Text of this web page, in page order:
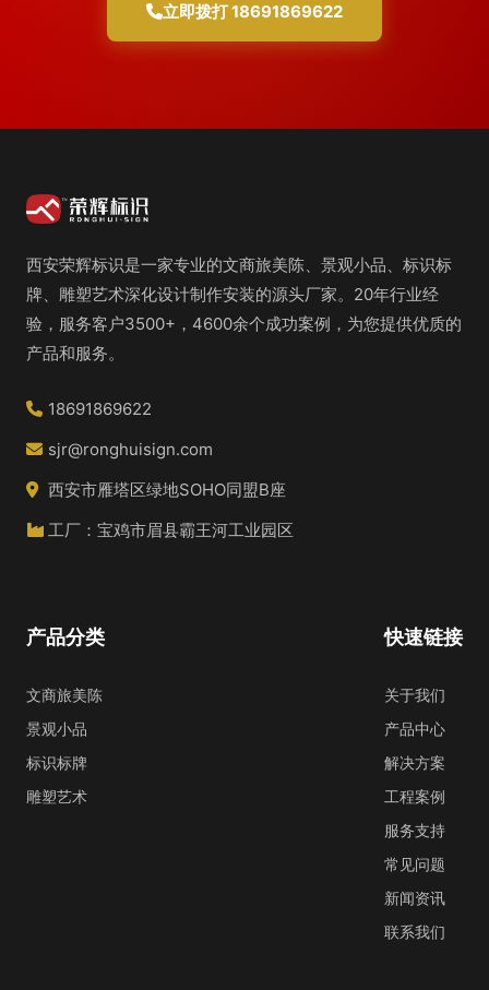
立即拨打 18691869622
西安荣辉标识是一家专业的文商旅美陈、景观小品、标识标
牌、雕塑艺术深化设计制作安装的源头厂家。20年行业经
验，服务客户3500+，4600余个成功案例，为您提供优质的
产品和服务。
18691869622
sjr@ronghuisign.com
西安市雁塔区绿地SOHO同盟B座
工厂：宝鸡市眉县霸王河工业园区
快速链接
关于我们
产品中心
解决方案
工程案例
服务支持
常见问题
新闻资讯
联系我们
产品分类
文商旅美陈
景观小品
标识标牌
雕塑艺术